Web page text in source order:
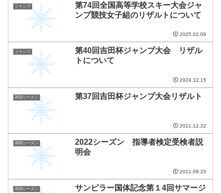
ジャンプ
第74回全国高等学校スキー大会ジャ
ンプ競技女子組のリザルトについて
2025.02.09
ジャンプ
第40回吉田杯ジャンプ大会 リザル
トについて
2024.12.15
2022シーズン 第37回吉田杯ジャンプ大会リザルト
2021.12.22
2022シーズン
2022シーズン 指導者検定受検者説
明会
2021.09.25
2016シーズン
サンピラー国体記念第１4回サマージ